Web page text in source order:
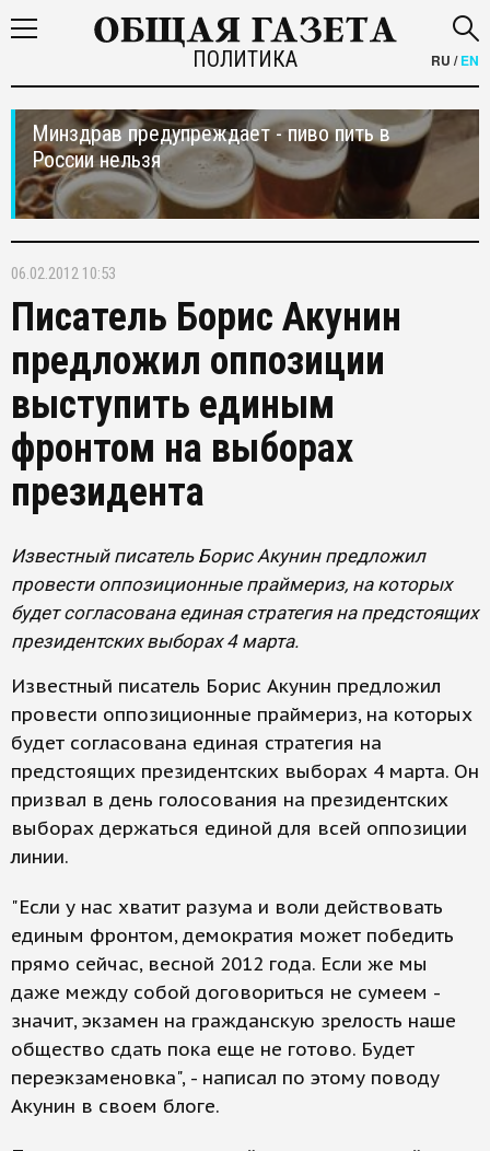
ПОЛИТИКА RU /EN
Минздрав предупреждает - пиво пить в
России нельзя
06.02.2012 10:53
Писатель Борис Акунин
предложил оппозиции
выступить единым
фронтом на выборах
президента
Известный писатель Борис Акунин предложил
провести оппозиционные праймериз, на которых
будет согласована единая стратегия на предстоящих
президентских выборах 4 марта.
Известный писатель Борис Акунин предложил
провести оппозиционные праймериз, на которых
будет согласована единая стратегия на
предстоящих президентских выборах 4 марта. Он
призвал в день голосования на президентских
выборах держаться единой для всей оппозиции
линии.
"Если у нас хватит разума и воли действовать
единым фронтом, демократия может победить
прямо сейчас, весной 2012 года. Если же мы
даже между собой договориться не сумеем -
значит, экзамен на гражданскую зрелость наше
общество сдать пока еще не готово. Будет
переэкзаменовка", - написал по этому поводу
Акунин в своем блоге.